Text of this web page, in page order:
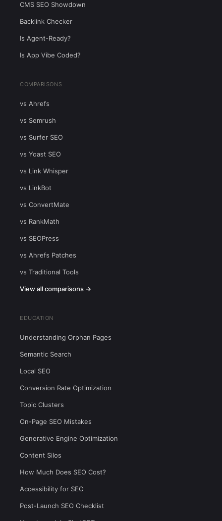
CMS SEO Showdown
Backlink Checker
Is Agent-Ready?
Is App Vibe Coded?
COMPARISONS
vs Ahrefs
vs Semrush
vs Surfer SEO
vs Yoast SEO
vs Link Whisper
vs LinkBot
vs ConvertMate
vs RankMath
vs SEOPress
vs Ahrefs Patches
vs Traditional Tools
View all comparisons →
EDUCATION
Understanding Orphan Pages
Semantic Search
Local SEO
Conversion Rate Optimization
Topic Clusters
On-Page SEO Mistakes
Generative Engine Optimization
Content Silos
How Much Does SEO Cost?
Accessibility for SEO
Post-Launch SEO Checklist